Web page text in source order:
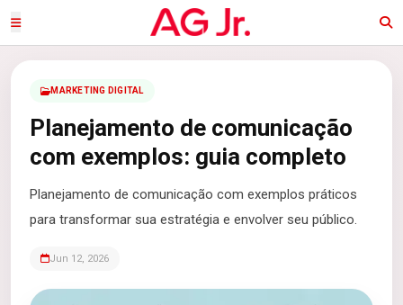
MARKETING DIGITAL
Planejamento de comunicação
com exemplos: guia completo
Planejamento de comunicação com exemplos práticos
para transformar sua estratégia e envolver seu público.
Jun 12, 2026